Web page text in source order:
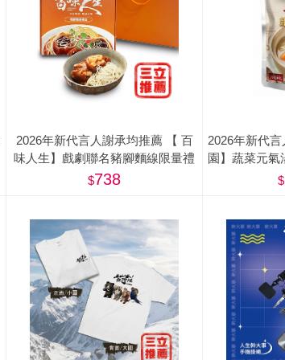
2026年新代言人謝承均推薦 【 百
味人生】戲劇聯名豬腳麵線限量禮
盒(滷豬腳500g+麵線200g) - 屠宰衛
738
2026年新代
園】蔬菜元氣
惠